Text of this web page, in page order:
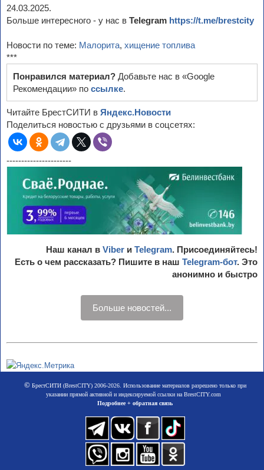
24.03.2025.
Больше интересного - у нас в Telegram https://t.me/brestcity
Новости по теме: Малорита, хищение топлива
***
Понравился материал? Добавьте нас в «Google
Рекомендации» по ссылке.
Читайте БрестСИТИ в Яндекс.Новости
Поделиться новостью с друзьями в соцсетях:
----------------------
Наш канал в Viber и Telegram. Присоединяйтесь!
Есть о чем рассказать? Пишите в наш Telegram-бот. Это
анонимно и быстро
Больше новостей...
©БрестСИТИ (BrestCITY) 2006-2026. Использование материалов разрешено только при
указании прямой активной и индексируемой ссылки на BrestCITY.com
Подробнее + обратная связь